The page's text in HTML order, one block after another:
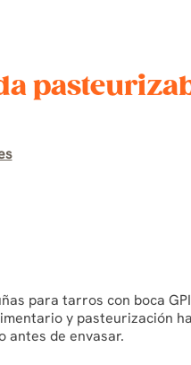
para tarros con boca
y pasteurización
antes de envasar.